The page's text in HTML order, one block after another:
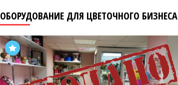
ОБОРУДОВАНИЕ ДЛЯ ЦВЕТОЧНОГО БИЗНЕСА